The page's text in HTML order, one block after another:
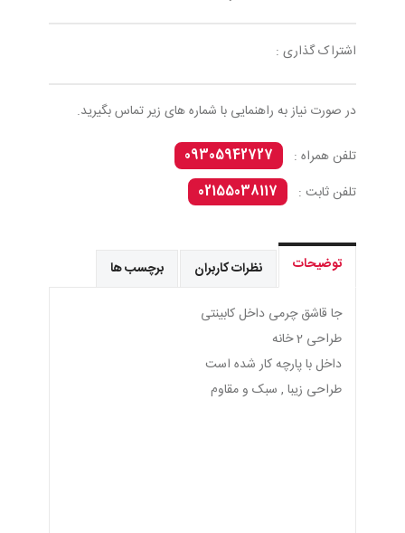
اشتراک گذاری :
در صورت نیاز به راهنمایی با شماره های زیر تماس بگیرید.
تلفن همراه :
09305942727
تلفن ثابت :
02155038117
توضیحات نظرات کاربران برچسب ها
جا قاشق چرمی داخل کابینتی
طراحی 2 خانه
داخل با پارچه کار شده است
طراحی زیبا , سبک و مقاوم